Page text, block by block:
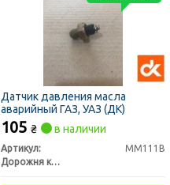
Датчик давления масла
аварийный ГАЗ, УАЗ (ДК)
105 ₴ в наличии
Артикул:
ММ111В
Дорожня карта